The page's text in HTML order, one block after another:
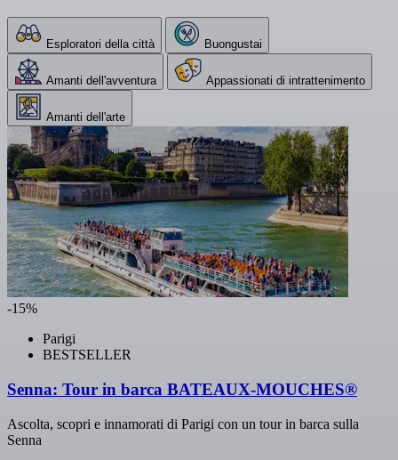
Esploratori della città Buongustai
Amanti dell'avventura Appassionati di intrattenimento
Amanti dell'arte
-15%
Parigi
BESTSELLER
Senna: Tour in barca BATEAUX-MOUCHES®
Ascolta, scopri e innamorati di Parigi con un tour in barca sulla
Senna